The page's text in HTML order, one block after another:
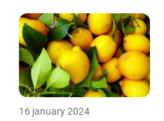
16 january 2024